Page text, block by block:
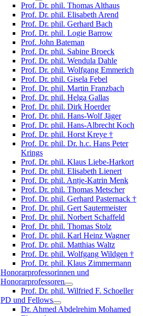
Prof. Dr. phil. Thomas Althaus
Prof. Dr. phil. Elisabeth Arend
Prof. Dr. phil. Gerhard Bach
Prof. Dr. phil. Logie Barrow
Prof. John Bateman
Prof. Dr. phil. Sabine Broeck
Prof. Dr. phil. Wendula Dahle
Prof. Dr. phil. Wolfgang Emmerich
Prof. Dr. phil. Gisela Febel
Prof. Dr. phil. Martin Franzbach
Prof. Dr. phil. Helga Gallas
Prof. Dr. phil. Dirk Hoerder
Prof. Dr. phil. Hans-Wolf Jäger
Prof. Dr. phil. Hans-Albrecht Koch
Prof. Dr. phil. Horst Kreye †
Prof. Dr. phil. Dr. h.c. Hans Peter
Krings
Prof. Dr. phil. Klaus Liebe-Harkort
Prof. Dr. phil. Elisabeth Lienert
Prof. Dr. phil. Antje-Katrin Menk
Prof. Dr. phil. Thomas Metscher
Prof. Dr. phil. Gerhard Pasternack †
Prof. Dr. phil. Gert Sautermeister
Prof. Dr. phil. Norbert Schaffeld
Prof. Dr. phil. Thomas Stolz
Prof. Dr. phil. Karl Heinz Wagner
Prof. Dr. phil. Matthias Waltz
Prof. Dr. phil. Wolfgang Wildgen †
Prof. Dr. phil. Klaus Zimmermann
Honorarprofessorinnen und
Honorarprofessoren
Prof. Dr. phil. Wilfried F. Schoeller
PD und Fellows
Dr. Ahmed Abdelrehim Mohamed